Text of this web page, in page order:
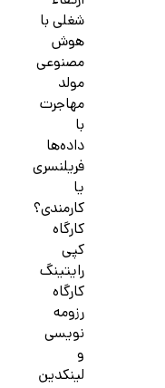
شغلی با
هوش
مصنوعی
مولد
مهاجرت
با
داده‌ها
فریلنسری
یا
کارمندی؟
کارگاه
کپی
رایتینگ
کارگاه
رزومه
نویسی
و
لینکدین